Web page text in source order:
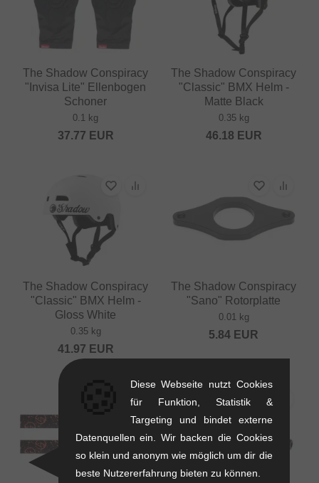
The Shadow Conspiracy
"Invisa Lite" Ellenbogen
Schoner
0.1 kg
37.77 EUR
The Shadow Conspiracy
"Classic" BMX Helm -
Matte Black
0.35 kg
46.18 EUR
The Shadow Conspiracy
"Classic" BMX Helm -
Gloss White
0.35 kg
41.97 EUR
The Shadow Conspiracy
"Sano" Rotorplatte
0.01 kg
5.84 EUR
Diese Webseite nutzt Cookies
für Funktion, Statistik &
Targeting und bindet externe
Datenquellen ein. Wir backen die Cookies
so klein und anonym wie möglich um dir die
beste Nutzererfahrung bieten zu können.